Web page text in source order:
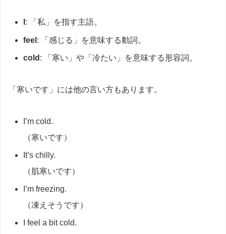
: 「私」を指す主語。
feel : 「感じる」を意味する動詞。
cold : 「寒い」や「冷たい」を意味する形容詞。
「寒いです」には他の言い方もあります。
I’m cold.
（寒いです）
It’s chilly.
（肌寒いです）
I’m freezing.
（凍えそうです）
I feel a bit cold.